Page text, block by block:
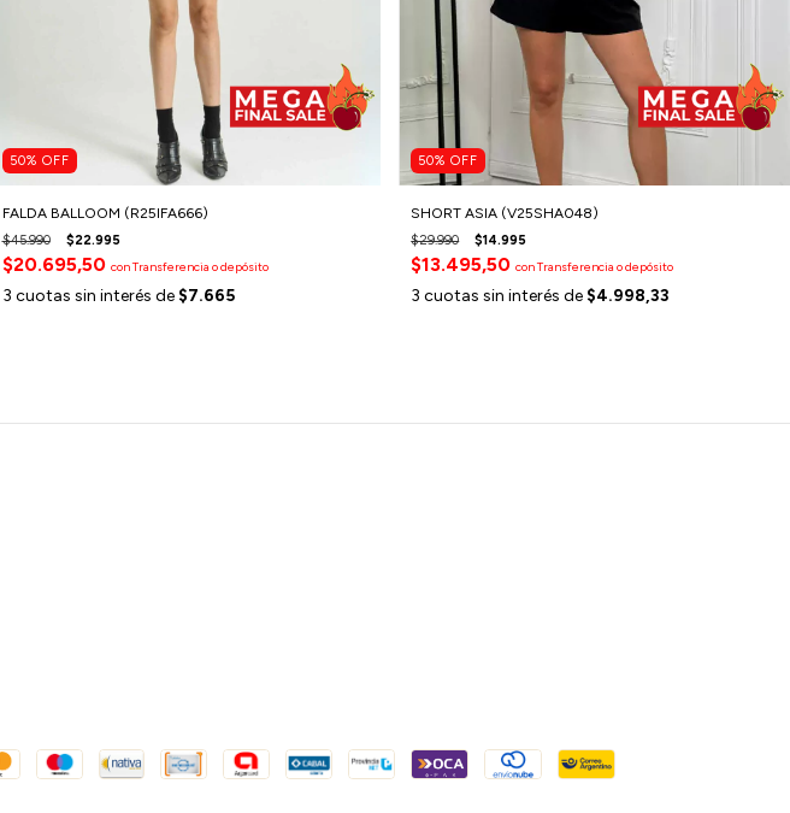
50% OFF
FALDA BALLOOM (R25IFA666)
$45.990 $22.995
$20.695,50 conTransferencia o depósito
3 cuotas sin interés de $7.665
50%OFF
SHORT ASIA (V25SHA048)
$29.990 $14.995
$13.495,50conTransferencia o depósito
3 cuotas sin interés de $4.998,33